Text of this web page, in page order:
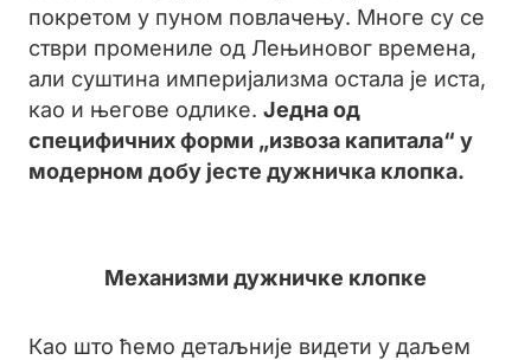
покретом у пуном повлачењу. Многе су се
стври промениле од Лењиновог времена,
али суштина империјализма остала је иста,
као и његове одлике. Једна од
специфичних форми „извоза капитала“ у
модерном добу јесте дужничка клопка.
Механизми дужничке клопке
Као што ћемо детаљније видети у даљем